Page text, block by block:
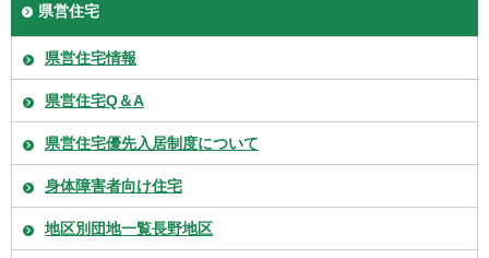
県営住宅
県営住宅情報
県営住宅Q＆A
県営住宅優先入居制度について
身体障害者向け住宅
地区別団地一覧長野地区